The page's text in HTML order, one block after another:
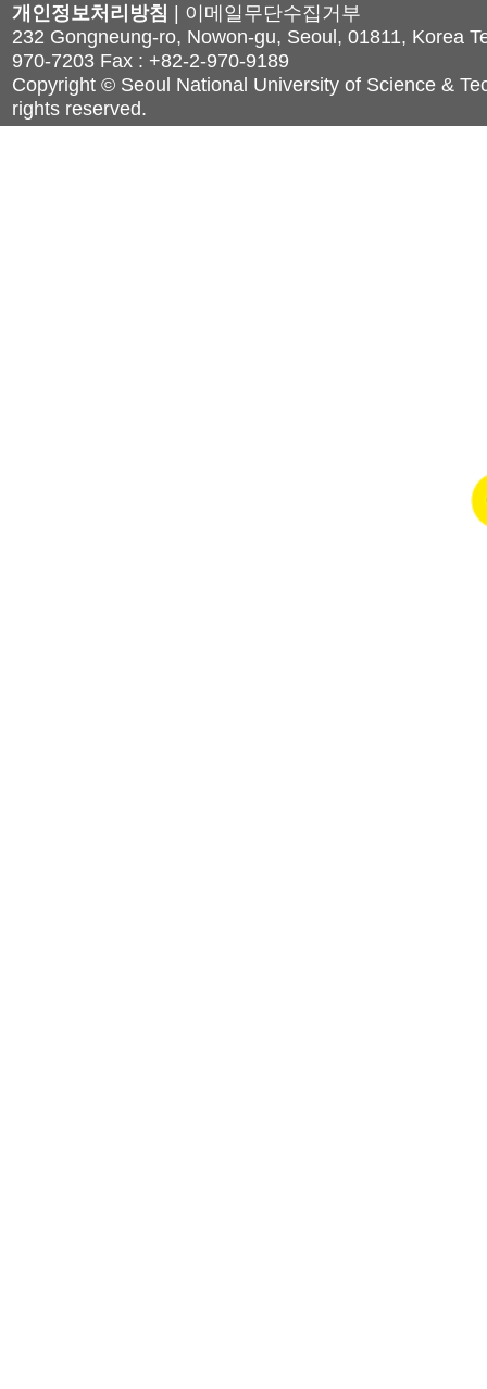
개인정보처리방침 | 이메일무단수집거부
232 Gongneung-ro, Nowon-gu, Seoul, 01811, Korea
970-7203 Fax : +82-2-970-9189
Copyright © Seoul National University of Science &
rights reserved.